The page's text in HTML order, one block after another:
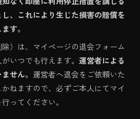
、これにより生じた損害の賠償を
す。
）は、マイページの退会フォーム
いつでも行えます。 運営者による
せん。 運営者へ退会をご依頼いた
ねますので、必ずご本人にてマイ
ってください。